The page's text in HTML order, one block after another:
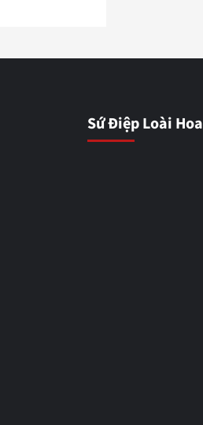
Sứ Điệp Loài Hoa